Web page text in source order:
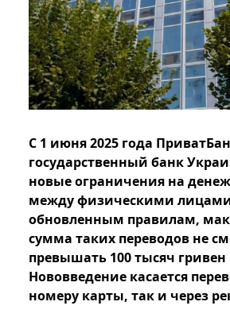
С 1 июня 2025 года
государственный банк
новые ограничения на
между физическими
обновленным правилам,
сумма таких переводов не
превышать 100 тысяч гривен
Нововведение касается
номеру карты, так и через